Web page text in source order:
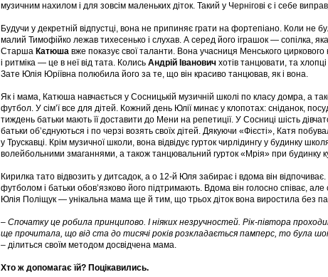
музичним нахилом і для зовсім маленьких діток. Такий у Чернігові є і себе
Будучи у декретній відпустці, вона не припиняє грати на фортепіано. Коли не
малий Тимофійко лежав тихесенько і слухав. А серед його іграшок — сопілка,
Старша Катюша вже показує свої таланти. Вона учасниця Менського циркового
і ритміка — це в неї від тата. Колись Андрій Іванович хотів танцювати, та
Зате Юлія Юріївна полюбила його за те, що він красиво танцював, як і вона.
Як і мама, Катюша навчається у Сосницькій музичній школі по класу домра, а
футбол. У сім’ї все для дітей. Кожний день Юлії минає у клопотах: сніданок,
тиждень батьки мають її доставити до Мени на репетиції. У Сосниці шість
батьки об’єднуються і по черзі возять своїх дітей. Дякуючи «Фієсті», Катя
у Трускавці. Крім музичної школи, вона відвідує гурток чирлідингу у будинку
волейбольними змаганнями, а також танцювальний гурток «Мрія» при будинку
Кирилка тато відвозить у дитсадок, а о 12-й Юля забирає і вдома він
футболом і батьки обов’язково його підтримають. Вдома він голосно співає,
Юлія Поліщук — унікальна мама ще й тим, що трьох діток вона виростила без
– Спочатку це робила принципово. І ніяких незручностей. Рік-півтора
ще прочитала, що від ста до тисячі років розкладається памперс, то була
– ділиться своїм методом досвідчена мама.
Хто ж допомагає їй? Поцікавились.